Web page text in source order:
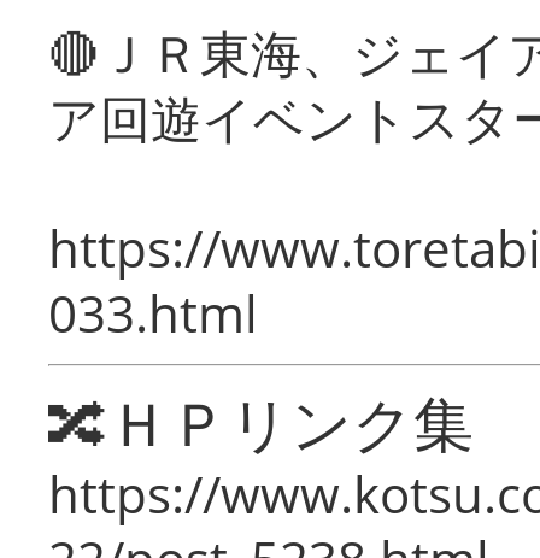
🔴ＪＲ東海、ジェイ
ア回遊イベントスタ
https://
033.html
🔀ＨＰリンク集
https://